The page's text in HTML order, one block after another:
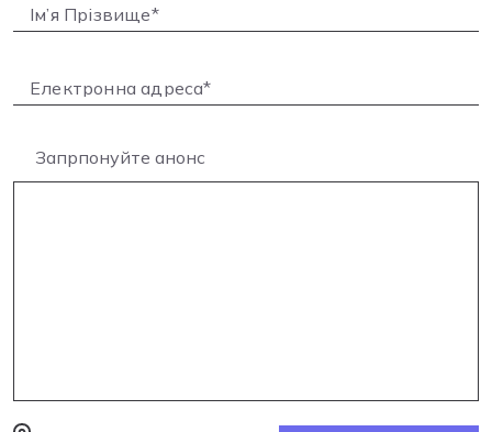
Запрпонуйте анонс